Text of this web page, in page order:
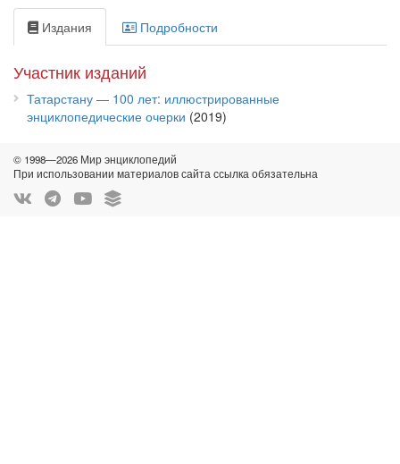
Издания Подробности
Участник изданий
Татарстану — 100 лет: иллюстрированные
энциклопедические очерки (2019)
© 1998—2026 Мир энциклопедий
При использовании материалов сайта ссылка обязательна